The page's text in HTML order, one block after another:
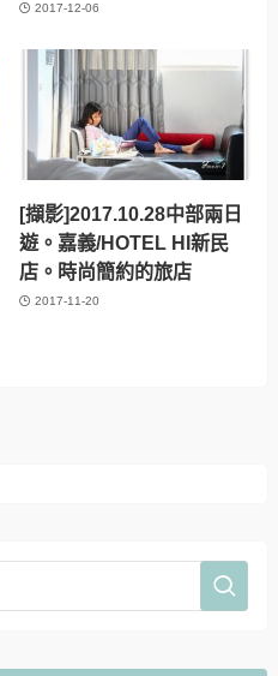
2017-12-06
[擷影]2017.10.28中部兩日
遊。嘉義/HOTEL HI新民
店。時尚簡約的旅店
2017-11-20